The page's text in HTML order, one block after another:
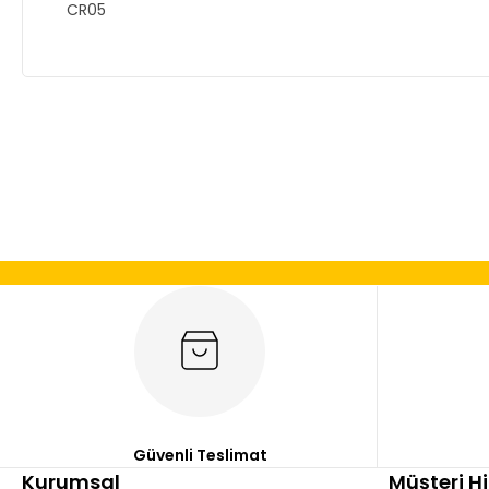
CR05
Ürün bilgilerinde hatalar bulunuyor.
Bu ürüne benzer farklı alternatifler olmalı.
Güvenli Teslimat
Kurumsal Müşteri